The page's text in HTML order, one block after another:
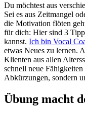
Du möchtest aus
Sei es aus Zeitmangel
die Motivation flöten
für dich: Hier sind 3
kannst. Ich bin Vocal
etwas Neues zu lernen.
Klienten aus allen
schnell neue
Abkürzungen, sondern
Übung macht